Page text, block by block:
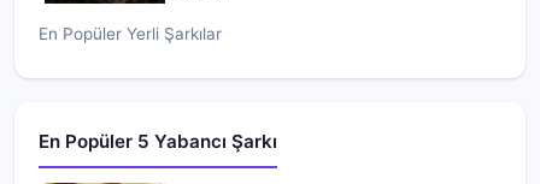
En Popüler Yerli Şarkılar
En Popüler 5 Yabancı Şarkı